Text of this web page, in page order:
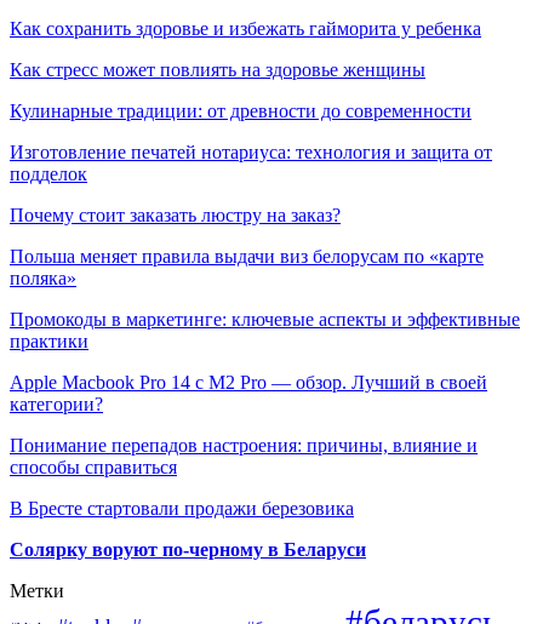
Как сохранить здоровье и избежать гайморита у ребенка
Как стресс может повлиять на здоровье женщины
Кулинарные традиции: от древности до современности
Изготовление печатей нотариуса: технология и защита от
подделок
Почему стоит заказать люстру на заказ?
Польша меняет правила выдачи виз белорусам по «карте
поляка»
Промокоды в маркетинге: ключевые аспекты и эффективные
практики
Apple Macbook Pro 14 с M2 Pro — обзор. Лучший в своей
категории?
Понимание перепадов настроения: причины, влияние и
способы справиться
В Бресте стартовали продажи березовика
Солярку воруют по-черному в Беларуси
Метки